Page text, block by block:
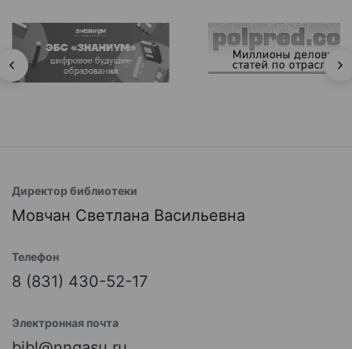
Директор библиотеки
Мовчан Светлана Васильевна
Телефон
8 (831) 430-52-17
Электронная почта